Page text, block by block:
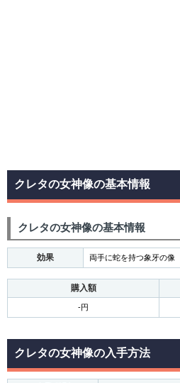
クレタの女神像の基本情報
クレタの女神像の基本情報
効果 両手に蛇を持つ象牙の像
購入額
-円
クレタの女神像の入手方法